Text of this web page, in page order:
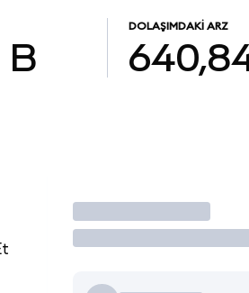
B
DOLAŞIMDAKI ARZ
İşlem Yap